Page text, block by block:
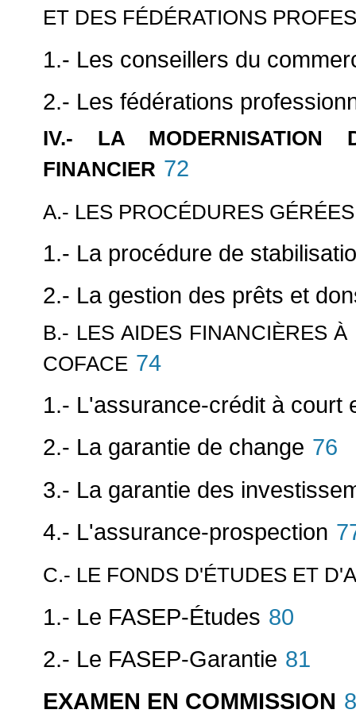
ET DES FÉDÉRATIONS
1.- Les conseillers du
2.- Les fédérations
IV.- LA MODERNISATION
FINANCIER 72
A.- LES PROCÉDURES
1.- La procédure de
2.- La gestion des prêts et
B.- LES AIDES FINANCIÈRES
COFACE 74
1.- L'assurance-crédit à court
2.- La garantie de change 76
3.- La garantie des
4.- L'assurance-prospection
C.- LE FONDS D'ÉTUDES ET
1.- Le FASEP-Études 80
2.- Le FASEP-Garantie 81
EXAMEN EN COMMISSION